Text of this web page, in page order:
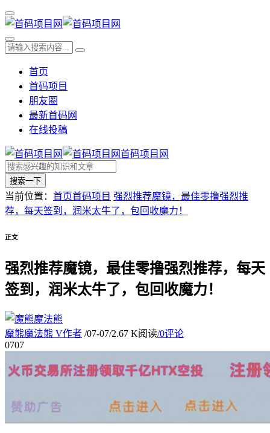
首页
首码项目
朋友圈
最新首码网
在线投稿
首码项目网
搜索一下
当前位置： 首页首码项目 强烈推荐魔镜，最佳零撸强烈推
荐，每天签到，润米太牛了，包回收魔力！
正文
强烈推荐魔镜，最佳零撸强烈推荐，每天
签到，润米太牛了，包回收魔力！
魔熊魔法熊 V作者 /07-07/2.67 K阅读/0评论
0707